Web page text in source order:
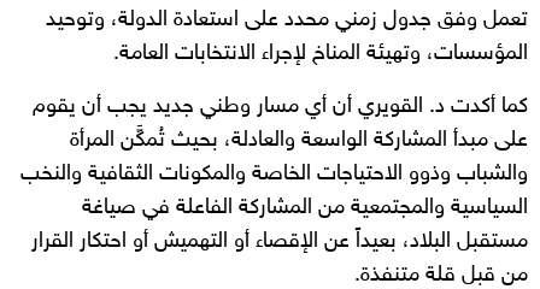
تعمل وفق جدول زمني محدد على استعادة الدولة، وتوحيد
المؤسسات، وتهيئة المناخ لإجراء الانتخابات العامة.
كما أكدت د. القويري أن أي مسار وطني جديد يجب أن يقوم
على مبدأ المشاركة الواسعة والعادلة، بحيث تُمكَّن المرأة
والشباب وذوو الاحتياجات الخاصة والمكونات الثقافية والنخب
السياسية والمجتمعية من المشاركة الفاعلة في صياغة
مستقبل البلاد، بعيداً عن الإقصاء أو التهميش أو احتكار القرار
من قبل قلة متنفذة.